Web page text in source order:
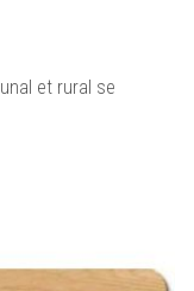
et rural se